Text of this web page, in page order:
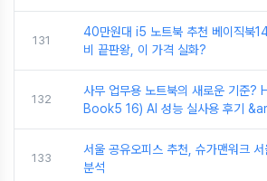
131
40만원대 i5 노트북 추천 베이직북
비 끝판왕, 이 가격 실화?
132
사무 업무용 노트북의 새로운 기준
Book5 16) AI 성능 실사용 후기
133
서울 공유오피스 추천, 슈가맨워크
분석